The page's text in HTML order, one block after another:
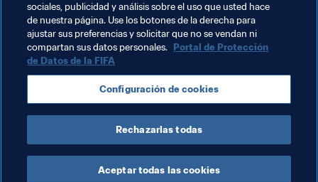
Fútbol Femenino Organización España
UEFA Australia AFC USA Concacaf
Alemania Venezuela CONMEBOL Brazil
Netherlands
sociales, publicidad y análisis sobre el uso que usted hace
de nuestra página. Use los botones de la derecha para
ajustar sus preferencias y solicitar que no se vendan ni
compartan sus datos personales. Portal de Protección
de Datos de la FIFA
Configuración de cookies
Rechazarlas todas
Aceptar todas las cookies